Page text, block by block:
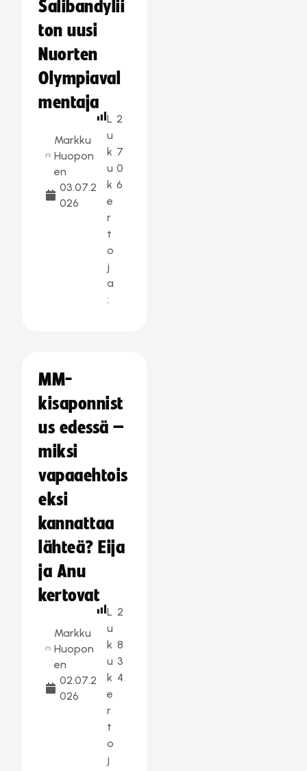
Salibandylii
ton uusi
Nuorten
Olympiaval
mentaja
Markku
Huopon
en
03.07.2
026
L
u
k
u
k
e
r
t
o
j
a
:
2
7
0
6
MM-
kisaponnist
us edessä –
miksi
vapaaehtois
eksi
kannattaa
lähteä? Eija
ja Anu
kertovat
Markku
Huopon
en
02.07.2
026
L
u
k
u
k
e
r
t
o
j
2
8
3
4